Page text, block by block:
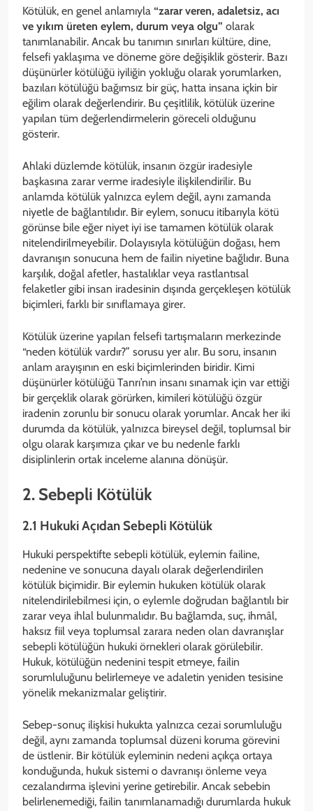
Kötülük, en genel anlamıyla “zarar veren, adaletsiz, acı
ve yıkım üreten eylem, durum veya olgu” olarak
tanımlanabilir. Ancak bu tanımın sınırları kültüre, dine,
felsefi yaklaşıma ve döneme göre değişiklik gösterir. Bazı
düşünürler kötülüğü iyiliğin yokluğu olarak yorumlarken,
bazıları kötülüğü bağımsız bir güç, hatta insana içkin bir
eğilim olarak değerlendirir. Bu çeşitlilik, kötülük üzerine
yapılan tüm değerlendirmelerin göreceli olduğunu
gösterir.
Ahlaki düzlemde kötülük, insanın özgür iradesiyle
başkasına zarar verme iradesiyle ilişkilendirilir. Bu
anlamda kötülük yalnızca eylem değil, aynı zamanda
niyetle de bağlantılıdır. Bir eylem, sonucu itibarıyla kötü
görünse bile eğer niyet iyi ise tamamen kötülük olarak
nitelendirilmeyebilir. Dolayısıyla kötülüğün doğası, hem
davranışın sonucuna hem de failin niyetine bağlıdır. Buna
karşılık, doğal afetler, hastalıklar veya rastlantısal
felaketler gibi insan iradesinin dışında gerçekleşen kötülük
biçimleri, farklı bir sınıflamaya girer.
Kötülük üzerine yapılan felsefi tartışmaların merkezinde
“neden kötülük vardır?” sorusu yer alır. Bu soru, insanın
anlam arayışının en eski biçimlerinden biridir. Kimi
düşünürler kötülüğü Tanrı’nın insanı sınamak için var ettiği
bir gerçeklik olarak görürken, kimileri kötülüğü özgür
iradenin zorunlu bir sonucu olarak yorumlar. Ancak her iki
durumda da kötülük, yalnızca bireysel değil, toplumsal bir
olgu olarak karşımıza çıkar ve bu nedenle farklı
disiplinlerin ortak inceleme alanına dönüşür.
2. Sebepli Kötülük
2.1 Hukuki Açıdan Sebepli Kötülük
Hukuki perspektifte sebepli kötülük, eylemin failine,
nedenine ve sonucuna dayalı olarak değerlendirilen
kötülük biçimidir. Bir eylemin hukuken kötülük olarak
nitelendirilebilmesi için, o eylemle doğrudan bağlantılı bir
zarar veya ihlal bulunmalıdır. Bu bağlamda, suç, ihmâl,
haksız fiil veya toplumsal zarara neden olan davranışlar
sebepli kötülüğün hukuki örnekleri olarak görülebilir.
Hukuk, kötülüğün nedenini tespit etmeye, failin
sorumluluğunu belirlemeye ve adaletin yeniden tesisine
yönelik mekanizmalar geliştirir.
Sebep-sonuç ilişkisi hukukta yalnızca cezai sorumluluğu
değil, aynı zamanda toplumsal düzeni koruma görevini
de üstlenir. Bir kötülük eyleminin nedeni açıkça ortaya
konduğunda, hukuk sistemi o davranışı önleme veya
cezalandırma işlevini yerine getirebilir. Ancak sebebin
belirlenemediği, failin tanımlanamadığı durumlarda hukuk